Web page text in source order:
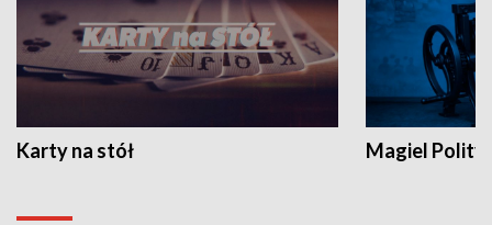
Karty na stół Magiel